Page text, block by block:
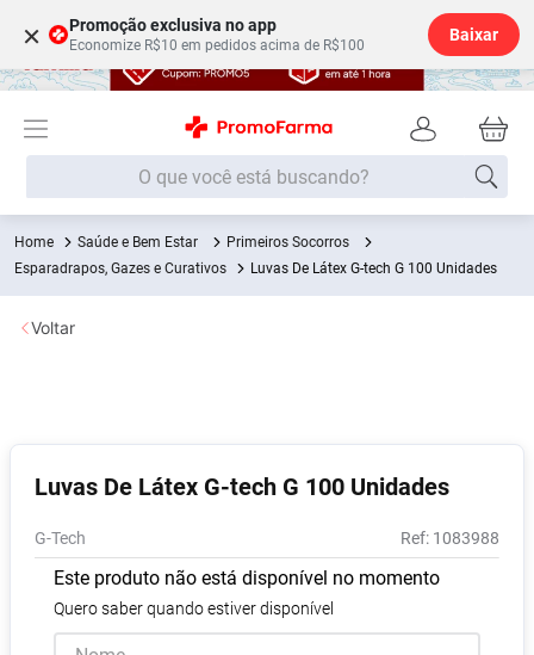
× Promoção exclusiva no app
Economize R$10 em pedidos acima de R$100
Baixar
O que você está buscando?
Saúde e Bem Estar
Primeiros Socorros
Esparadrapos, Gazes e Curativos
Luvas De Látex G-tech G 100 Unidades
Luvas De Látex G-tech G 100 Unidades
G-Tech : 1083988
Este produto não está disponível no momento
Quero saber quando estiver disponível
Voltar
Termos mais buscados
1º Fralda
2
5º Fralda G
6º Shampoo
8º Absorvente
9º Lavitan
10º Vitamina D